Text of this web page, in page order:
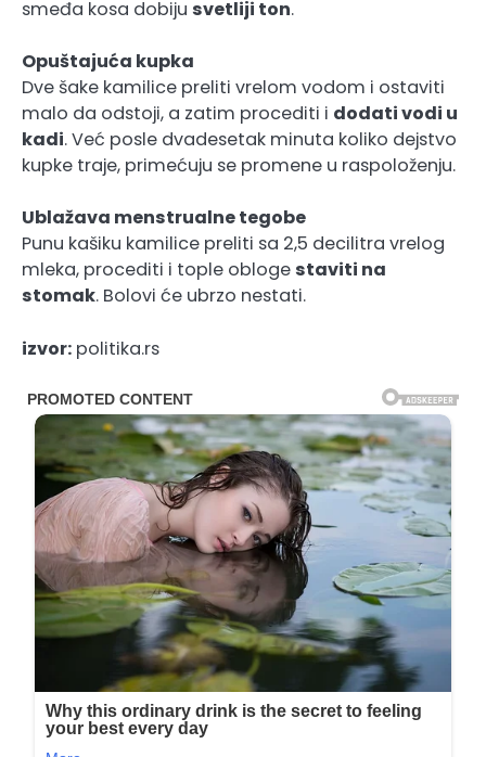
smeđa kosa dobiju svetliji ton.
Opuštajuća kupka
Dve šake kamilice preliti vrelom vodom i ostaviti
malo da odstoji, a zatim procediti i dodati vodi u
kadi. Već posle dvadesetak minuta koliko dejstvo
kupke traje, primećuju se promene u raspoloženju.
Ublažava menstrualne tegobe
Punu kašiku kamilice preliti sa 2,5 decilitra vrelog
mleka, procediti i tople obloge staviti na
stomak. Bolovi će ubrzo nestati.
izvor: politika.rs